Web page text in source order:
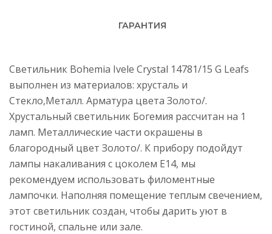
ГАРАНТИЯ
Светильник Bohemia Ivele Crystal 14781/15 G Leafs
выполнен из материалов: хрусталь и
Стекло,Металл. Арматура цвета Золото/.
Хрустальный светильник Богемия рассчитан на 1
ламп. Металлические части окрашены в
благородный цвет Золото/. К прибору подойдут
лампы накаливания с цоколем E14, мы
рекомендуем использовать филоментные
лампочки. Наполняя помещение теплым свечением,
этот светильник создан, чтобы дарить уют в
гостиной, спальне или зале.